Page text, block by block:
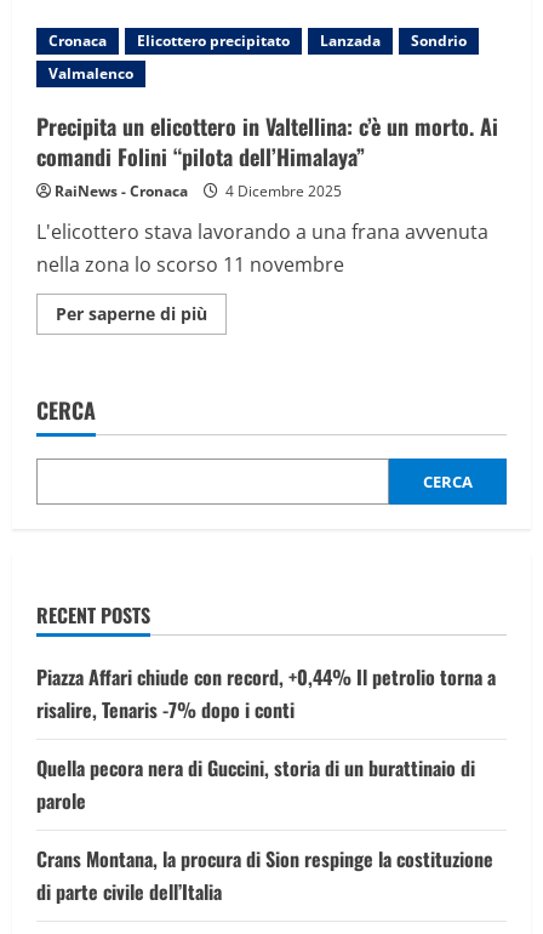
Cronaca Elicottero precipitato Lanzada
Sondrio
Valmalenco
Precipita un elicottero in Valtellina: c’è un morto. Ai
comandi Folini “pilota dell’Himalaya”
RaiNews - Cronaca 4 Dicembre 2025
L'elicottero stava lavorando a una frana avvenuta
nella zona lo scorso 11 novembre
Per saperne di più
informazioni
Valtellina:
un
Ai
CERCA
CERCA
RECENT POSTS
Piazza Affari chiude con record, +0,44% Il petrolio torna a
risalire, Tenaris -7% dopo i conti
Quella pecora nera di Guccini, storia di un burattinaio di
parole
Crans Montana, la procura di Sion respinge la costituzione
di parte civile dell’Italia